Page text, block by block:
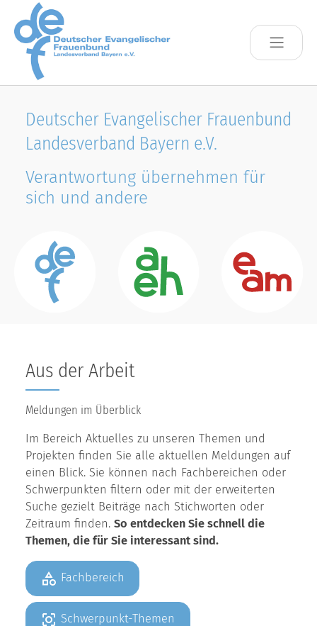
Skip to main content
Deutscher Evangelischer Frauenbund
Landesverband Bayern e.V.
Verantwortung übernehmen für
sich und andere
Aus der Arbeit
Meldungen im Überblick
Im Bereich Aktuelles zu unseren Themen und
Projekten finden Sie alle aktuellen Meldungen auf
einen Blick. Sie können nach Fachbereichen oder
Schwerpunkten filtern oder mit der erweiterten
Suche gezielt Beiträge nach Stichworten oder
Zeitraum finden. So entdecken Sie schnell die
Themen, die für Sie interessant sind.
Fachbereich
Schwerpunkt-Themen